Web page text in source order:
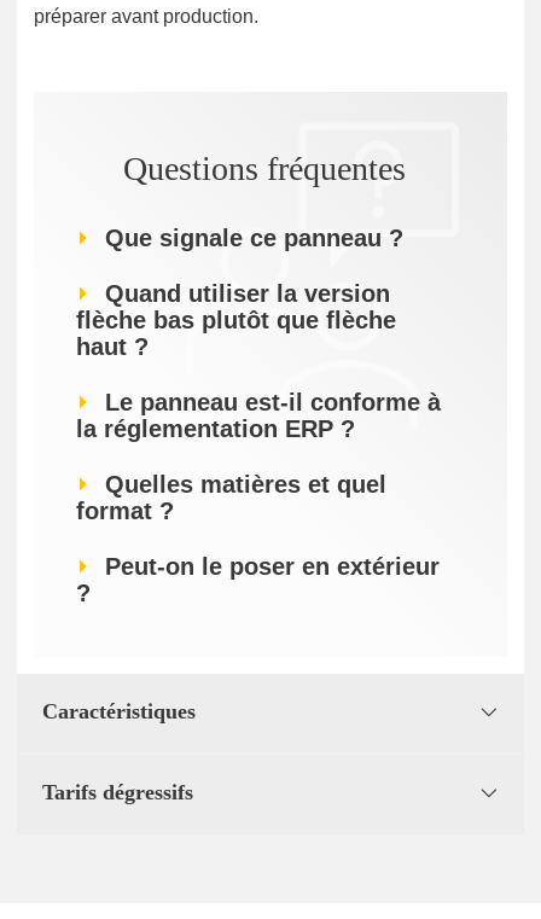
préparer avant production.
Questions fréquentes
Que signale ce panneau ?
Quand utiliser la version
flèche bas plutôt que flèche
haut ?
Le panneau est-il conforme à
la réglementation ERP ?
Quelles matières et quel
format ?
Peut-on le poser en extérieur
?
Caractéristiques
Tarifs dégressifs